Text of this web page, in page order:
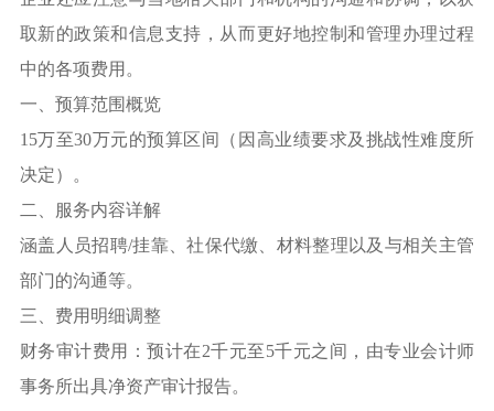
取新的政策和信息支持，从而更好地控制和管理办理过程
中的各项费用。
一、预算范围概览
15万至30万元的预算区间（因高业绩要求及挑战性难度所
决定）。
二、服务内容详解
涵盖人员招聘/挂靠、社保代缴、材料整理以及与相关主管
部门的沟通等。
三、费用明细调整
财务审计费用：预计在2千元至5千元之间，由专业会计师
事务所出具净资产审计报告。